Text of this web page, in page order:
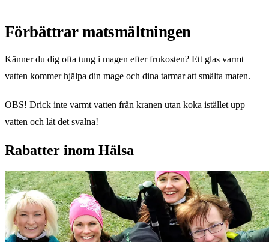
Förbättrar matsmältningen
Känner du dig ofta tung i magen efter frukosten? Ett glas varmt
vatten kommer hjälpa din mage och dina tarmar att smälta maten.
OBS! Drick inte varmt vatten från kranen utan koka istället upp
vatten och låt det svalna!
Rabatter inom Hälsa